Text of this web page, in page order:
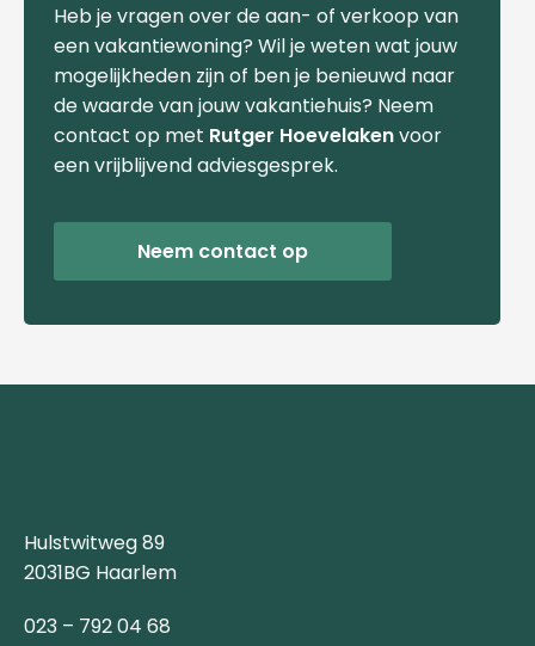
Heb je vragen over de aan- of verkoop van
een vakantiewoning? Wil je weten wat jouw
mogelijkheden zijn of ben je benieuwd naar
de waarde van jouw vakantiehuis? Neem
contact op met Rutger Hoevelakenvoor
een vrijblijvend adviesgesprek.
Neem contact op
Hulstwitweg 89
2031BG Haarlem
023 – 792 04 68